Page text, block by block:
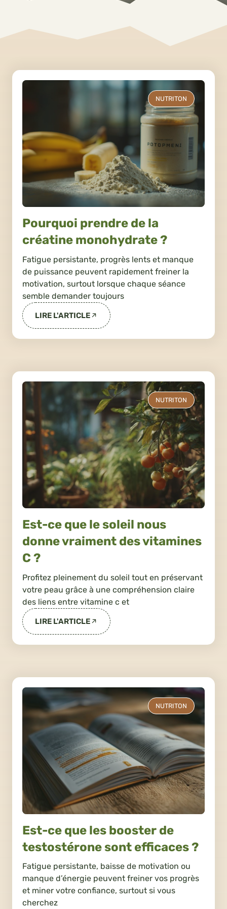
NUTRITON
Pourquoi prendre de la
créatine monohydrate ?
Fatigue persistante, progrès lents et manque
de puissance peuvent rapidement freiner la
motivation, surtout lorsque chaque séance
semble demander toujours
LIRE L'ARTICLE
NUTRITON
Est-ce que le soleil nous
donne vraiment des vitamines
C ?
Profitez pleinement du soleil tout en préservant
votre peau grâce à une compréhension claire
des liens entre vitamine c et
LIRE L'ARTICLE
NUTRITON
Est-ce que les booster de
testostérone sont efficaces ?
Fatigue persistante, baisse de motivation ou
manque d’énergie peuvent freiner vos progrès
et miner votre confiance, surtout si vous
cherchez